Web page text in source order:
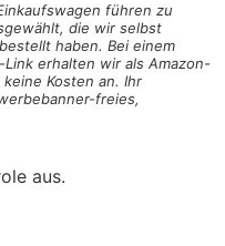
führen zu
die wir selbst
haben. Bei einem
erhalten wir als Amazon-
Kosten an. Ihr
freies,
aus.